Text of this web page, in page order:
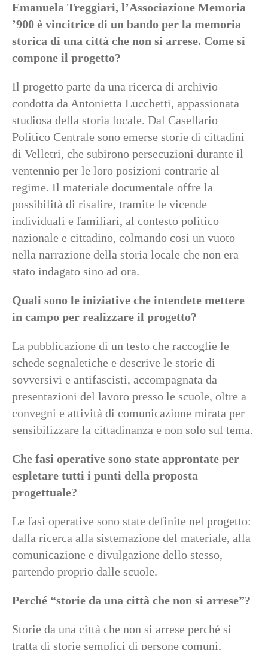
Emanuela Treggiari, l’Associazione Memoria
’900 è vincitrice di un bando per la memoria
storica di una città che non si arrese. Come si
compone il progetto?
Il progetto parte da una ricerca di archivio
condotta da Antonietta Lucchetti, appassionata
studiosa della storia locale. Dal Casellario
Politico Centrale sono emerse storie di cittadini
di Velletri, che subirono persecuzioni durante il
ventennio per le loro posizioni contrarie al
regime. Il materiale documentale offre la
possibilità di risalire, tramite le vicende
individuali e familiari, al contesto politico
nazionale e cittadino, colmando cosi un vuoto
nella narrazione della storia locale che non era
stato indagato sino ad ora.
Quali sono le iniziative che intendete mettere
in campo per realizzare il progetto?
La pubblicazione di un testo che raccoglie le
schede segnaletiche e descrive le storie di
sovversivi e antifascisti, accompagnata da
presentazioni del lavoro presso le scuole, oltre a
convegni e attività di comunicazione mirata per
sensibilizzare la cittadinanza e non solo sul tema.
Che fasi operative sono state approntate per
espletare tutti i punti della proposta
progettuale?
Le fasi operative sono state definite nel progetto:
dalla ricerca alla sistemazione del materiale, alla
comunicazione e divulgazione dello stesso,
partendo proprio dalle scuole.
Perché “storie da una città che non si arrese”?
Storie da una città che non si arrese perché si
tratta di storie semplici di persone comuni,